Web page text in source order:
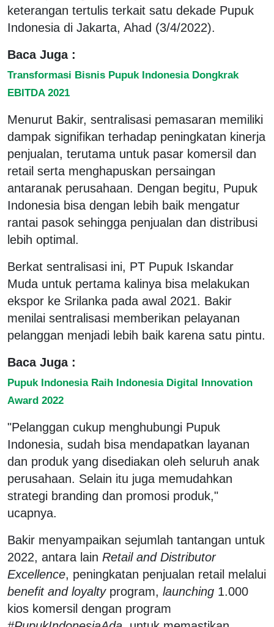
keterangan tertulis terkait satu dekade Pupuk
Indonesia di Jakarta, Ahad (3/4/2022).
Baca Juga :
Transformasi Bisnis Pupuk Indonesia Dongkrak
EBITDA 2021
Menurut Bakir, sentralisasi pemasaran memiliki
dampak signifikan terhadap peningkatan kinerja
penjualan, terutama untuk pasar komersil dan
retail serta menghapuskan persaingan
antaranak perusahaan. Dengan begitu, Pupuk
Indonesia bisa dengan lebih baik mengatur
rantai pasok sehingga penjualan dan distribusi
lebih optimal.
Berkat sentralisasi ini, PT Pupuk Iskandar
Muda untuk pertama kalinya bisa melakukan
ekspor ke Srilanka pada awal 2021. Bakir
menilai sentralisasi memberikan pelayanan
pelanggan menjadi lebih baik karena satu pintu.
Baca Juga :
Pupuk Indonesia Raih Indonesia Digital Innovation
Award 2022
"Pelanggan cukup menghubungi Pupuk
Indonesia, sudah bisa mendapatkan layanan
dan produk yang disediakan oleh seluruh anak
perusahaan. Selain itu juga memudahkan
strategi branding dan promosi produk,"
ucapnya.
Bakir menyampaikan sejumlah tantangan untuk
2022, antara lain Retail and Distributor
Excellence, peningkatan penjualan retail melalui
benefit and loyaltyprogram, launching 1.000
kios komersil dengan program